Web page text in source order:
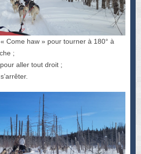
Come haw » pour tourner à 180° à
;
aller tout droit ;